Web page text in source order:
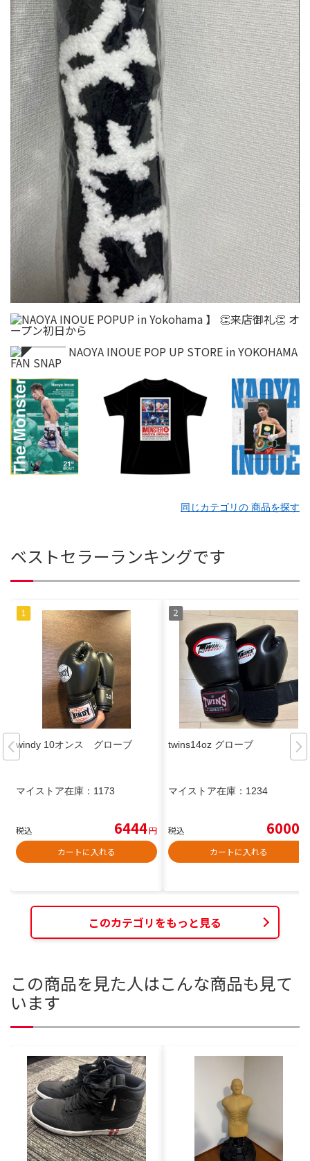
同じカテゴリの 商品を探す
ベストセラーランキングです
windy 10オンス グローブ
マイストア在庫： 1173
税込 6444円
カートに入れる
twins14oz グローブ
マイストア在庫： 1234
税込 6000
カートに入れる
このカテゴリをもっと見る
この商品を見た人はこんな商品も見て
います